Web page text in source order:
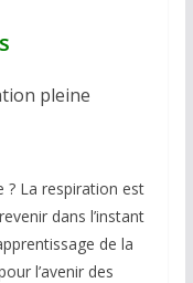
pleine
? La respiration est
dans l’instant
de la
l’avenir des